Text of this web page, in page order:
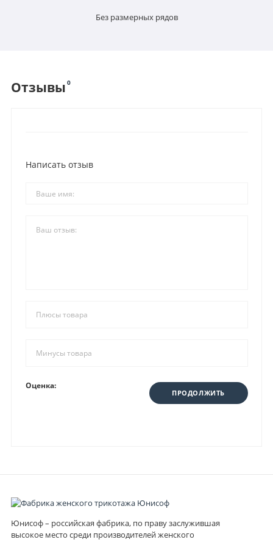
Без размерных рядов
Отзывы 0
Написать отзыв
Оценка:
ПРОДОЛЖИТЬ
Юнисоф – российская фабрика, по праву заслужившая
высокое место среди производителей женского